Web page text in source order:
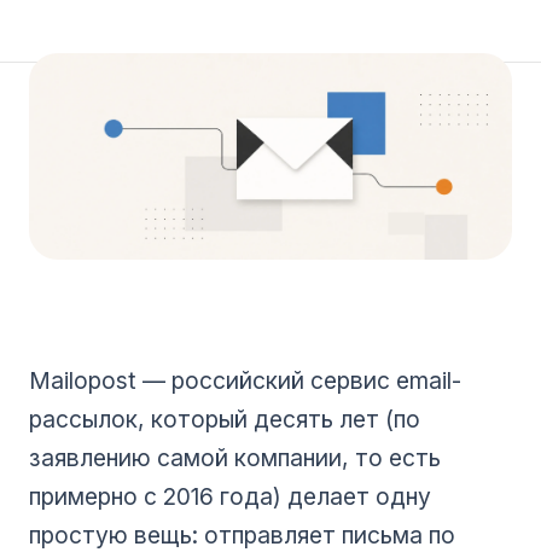
Mailopost — российский сервис email-
рассылок, который десять лет (по
заявлению самой компании, то есть
примерно с 2016 года) делает одну
простую вещь: отправляет письма по